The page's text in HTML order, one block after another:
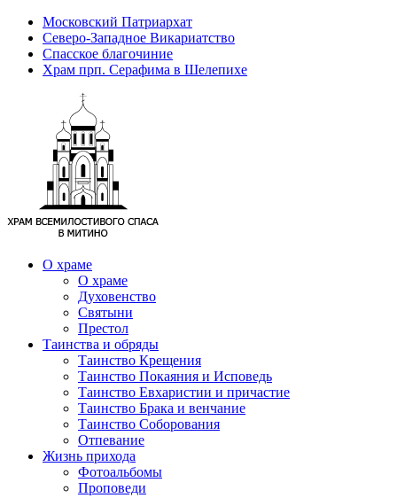
Московский Патриархат
Северо-Западное Викариатство
Спасское благочиние
Храм прп. Серафима в Шелепихе
О храме
О храме
Духовенство
Святыни
Престол
Таинства и обряды
Таинство Крещения
Таинство Покаяния и Исповедь
Таинство Евхаристии и причастие
Таинство Брака и венчание
Таинство Соборования
Отпевание
Жизнь прихода
Фотоальбомы
Проповеди